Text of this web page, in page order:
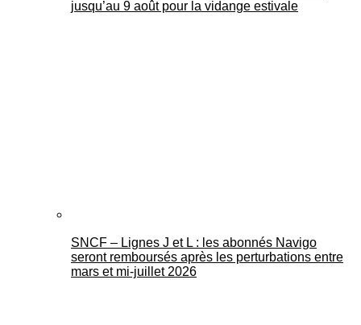
jusqu’au 9 août pour la vidange estivale
SNCF – Lignes J et L : les abonnés Navigo
seront remboursés après les perturbations entre
mars et mi-juillet 2026